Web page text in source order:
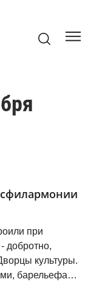
при
добротно,
культуры.
барельефами
в